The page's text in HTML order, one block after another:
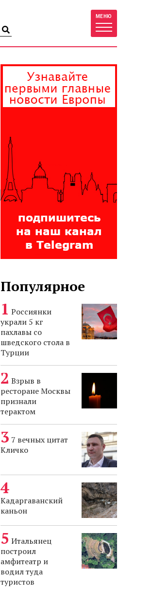
МЕНЮ
Популярное
Россиянки
украли 5 кг
пахлавы со
шведского стола в
Турции
Взрыв в
ресторане Москвы
признали
терактом
7 вечных цитат
Кличко
Кадаргаванский
каньон
Итальянец
построил
амфитеатр и
водил туда
туристов